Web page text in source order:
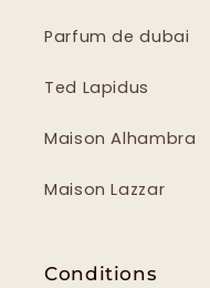
Parfum de dubai
Ted Lapidus
Maison Alhambra
Maison Lazzar
Conditions